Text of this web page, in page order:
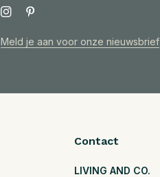
Meld je aan voor onze nieuwsbrief
Contact
LIVING AND CO.